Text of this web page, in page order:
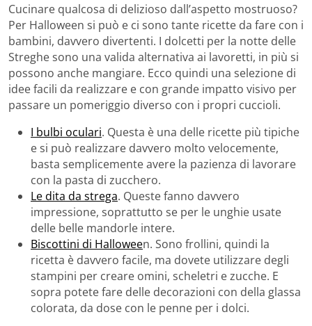
Cucinare qualcosa di delizioso dall’aspetto mostruoso?
Per Halloween si può e ci sono tante ricette da fare con i
bambini, davvero divertenti. I dolcetti per la notte delle
Streghe sono una valida alternativa ai lavoretti, in più si
possono anche mangiare. Ecco quindi una selezione di
idee facili da realizzare e con grande impatto visivo per
passare un pomeriggio diverso con i propri cuccioli.
I bulbi oculari. Questa è una delle ricette più tipiche
e si può realizzare davvero molto velocemente,
basta semplicemente avere la pazienza di lavorare
con la pasta di zucchero.
Le dita da strega. Queste fanno davvero
impressione, soprattutto se per le unghie usate
delle belle mandorle intere.
Biscottini di Halloween. Sono frollini, quindi la
ricetta è davvero facile, ma dovete utilizzare degli
stampini per creare omini, scheletri e zucche. E
sopra potete fare delle decorazioni con della glassa
colorata, da dose con le penne per i dolci.